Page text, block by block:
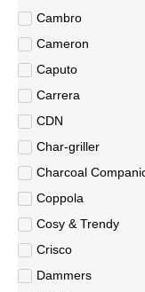
Cambro
Cameron
Caputo
Carrera
CDN
Char-griller
Charcoal
Coppola
Cosy & Trendy
Crisco
Dammers